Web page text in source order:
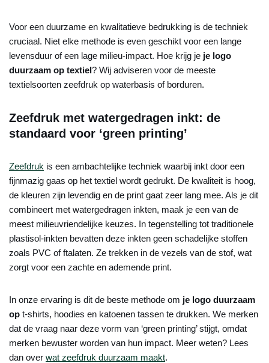
Voor een duurzame en kwalitatieve bedrukking is de techniek
cruciaal. Niet elke methode is even geschikt voor een lange
levensduur of een lage milieu-impact. Hoe krijg je je logo
duurzaam op textiel? Wij adviseren voor de meeste
textielsoorten zeefdruk op waterbasis of borduren.
Zeefdruk met watergedragen inkt: de
standaard voor ‘green printing’
Zeefdruk is een ambachtelijke techniek waarbij inkt door een
fijnmazig gaas op het textiel wordt gedrukt. De kwaliteit is hoog,
de kleuren zijn levendig en de print gaat zeer lang mee. Als je dit
combineert met watergedragen inkten, maak je een van de
meest milieuvriendelijke keuzes. In tegenstelling tot traditionele
plastisol-inkten bevatten deze inkten geen schadelijke stoffen
zoals PVC of ftalaten. Ze trekken in de vezels van de stof, wat
zorgt voor een zachte en ademende print.
In onze ervaring is dit de beste methode om je logo duurzaam
op t-shirts, hoodies en katoenen tassen te drukken. We merken
dat de vraag naar deze vorm van ‘green printing’ stijgt, omdat
merken bewuster worden van hun impact. Meer weten? Lees
dan over wat zeefdruk duurzaam maakt.